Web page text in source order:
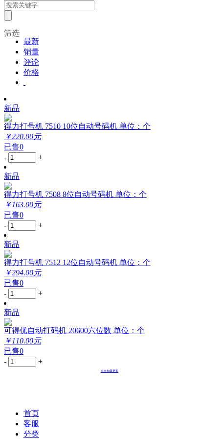
筛选
最新
销量
评论
价格
新品
得力打号机 7510 10位自动号码机 单位：个
￥220.00元
已售0
-
+
新品
得力打号机 7508 8位自动号码机 单位：个
￥163.00元
已售0
-
+
新品
得力打号机 7512 12位自动号码机 单位：个
￥294.00元
已售0
-
+
新品
可得优自动打码机 20600六位数 单位：个
￥110.00元
已售0
-
+
点击加载更多
首页
客服
分类